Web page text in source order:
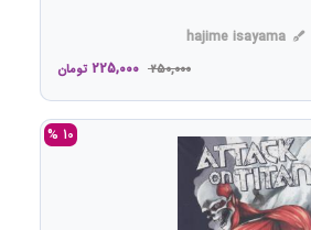
hajime isayama
250,000
225,000 تومان
10 %